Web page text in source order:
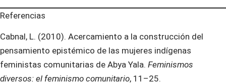
Referencias
Cabnal, L. (2010). Acercamiento a la construcción del
pensamiento epistémico de las mujeres indígenas
feministas comunitarias de Abya Yala. Feminismos
diversos: el feminismo comunitario, 11–25.